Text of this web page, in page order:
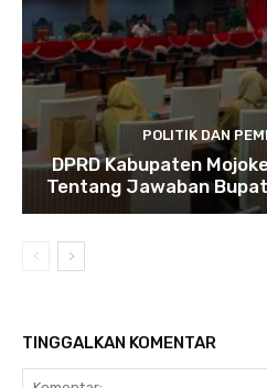
POLITIK DAN
DPRD Kabupaten
Tentang Jawaban
TINGGALKAN KOMENTAR